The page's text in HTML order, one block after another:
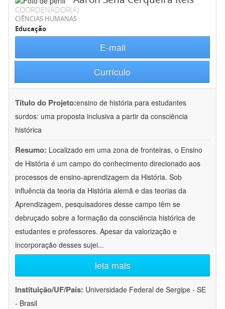
COORDENADOR(A)
CIÊNCIAS HUMANAS
Educação
E-mail
Currículo
Título do Projeto:ensino de história para estudantes
surdos: uma proposta inclusiva a partir da consciência
histórica
Resumo: Localizado em uma zona de fronteiras, o Ensino
de História é um campo do conhecimento direcionado aos
processos de ensino-aprendizagem da História. Sob
influência da teoria da História alemã e das teorias da
Aprendizagem, pesquisadores desse campo têm se
debruçado sobre a formação da consciência histórica de
estudantes e professores. Apesar da valorização e
incorporação desses sujei...
leia mais
Instituição/UF/País: Universidade Federal de Sergipe - SE
- Brasil